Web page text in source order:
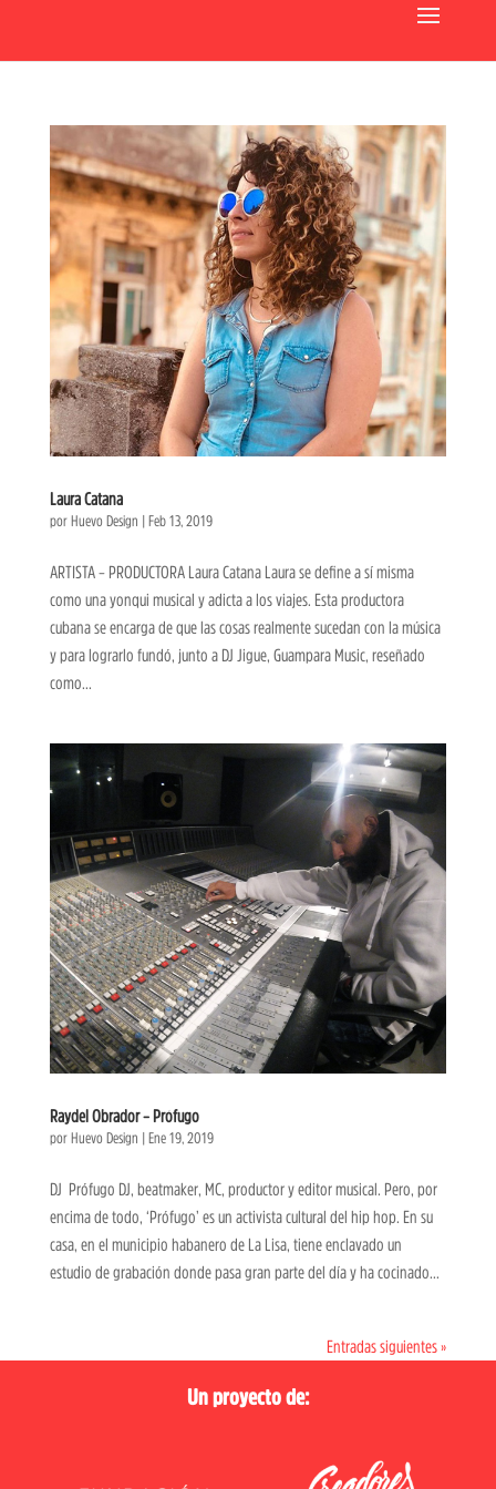
Laura Catana
por Huevo Design | Feb 13, 2019
ARTISTA – PRODUCTORA Laura Catana Laura se define a sí misma
como una yonqui musical y adicta a los viajes. Esta productora
cubana se encarga de que las cosas realmente sucedan con la música
y para lograrlo fundó, junto a DJ Jigue, Guampara Music, reseñado
como...
Raydel Obrador – Prófugo
por Huevo Design Ene 19, 2019
DJ Prófugo DJ, beatmaker, MC, productor y editor musical. Pero, por
encima de todo, ‘Prófugo’ es un activista cultural del hip hop. En su
casa, en el municipio habanero de La Lisa, tiene enclavado un
estudio de grabación donde pasa gran parte del día y ha cocinado...
Entradas siguientes »
Un proyecto de: